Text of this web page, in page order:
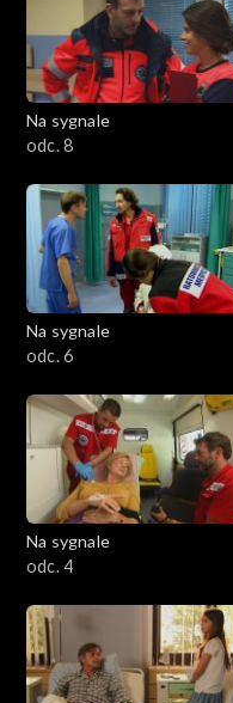
Na sygnale
odc. 8
Na sygnale
odc. 6
Na sygnale
odc. 4